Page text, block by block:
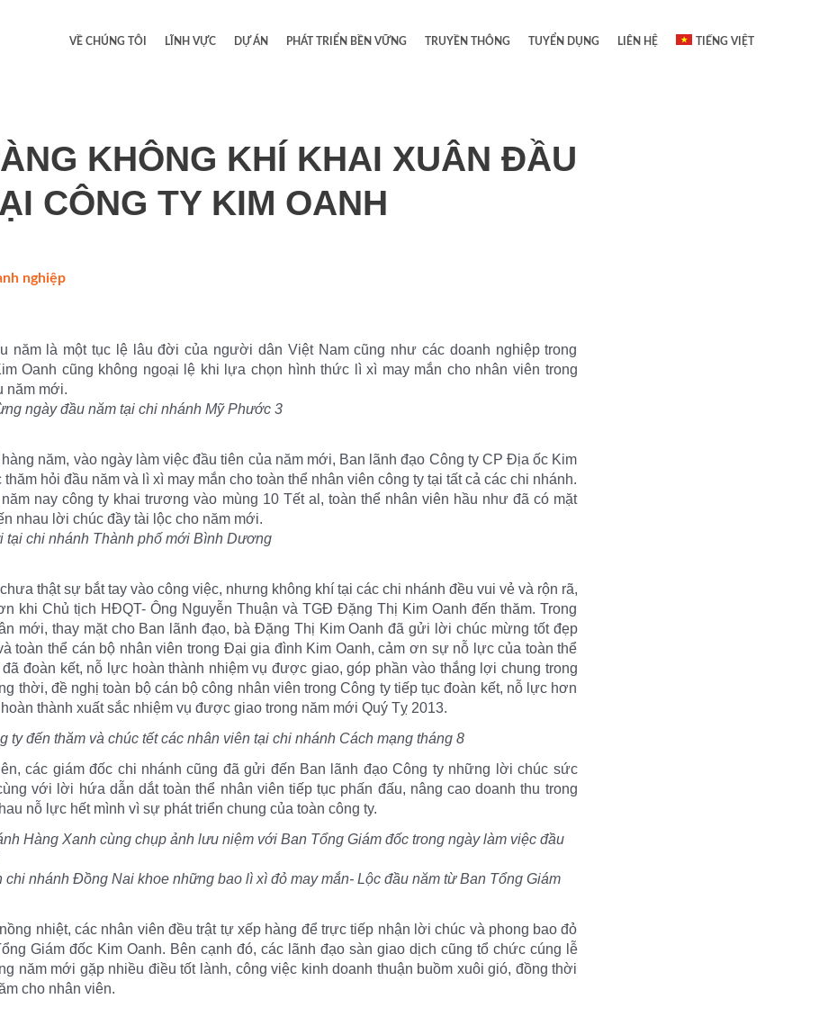
VỀ CHÚNG TÔI LĨNH VỰC DỰ ÁN PHÁT TRIỂN BỀN VỮNG TRUYỀN THÔNG TUYỂN DỤNG LIÊN HỆ TIẾNG VIỆT
KHÔNG KHÍ KHAI XUÂN ĐẦU
CÔNG TY KIM OANH
nghiệp/
năm là một tục lệ lâu đời của người dân Việt Nam cũng như các doanh nghiệp trong
Oanh cũng không ngoại lệ khi lựa chọn hình thức lì xì may mắn cho nhân viên trong
năm mới.
ngày đầu năm tại chi nhánh Mỹ Phước 3
năm, vào ngày làm việc đầu tiên của năm mới, Ban lãnh đạo Công ty CP Địa ốc Kim
hỏi đầu năm và lì xì may mắn cho toàn thể nhân viên công ty tại tất cả các chi nhánh.
nay công ty khai trương vào mùng 10 Tết al, toàn thể nhân viên hầu như đã có mặt
nhau lời chúc đầy tài lộc cho năm mới.
tại chi nhánh Thành phố mới Bình Dương
thật sự bắt tay vào công việc, nhưng không khí tại các chi nhánh đều vui vẻ và rộn rã,
khi Chủ tịch HĐQT- Ông Nguyễn Thuận và TGĐ Đặng Thị Kim Oanh đến thăm. Trong
mới, thay mặt cho Ban lãnh đạo, bà Đặng Thị Kim Oanh đã gửi lời chúc mừng tốt đẹp
toàn thể cán bộ nhân viên trong Đại gia đình Kim Oanh, cảm ơn sự nỗ lực của toàn thể
đoàn kết, nỗ lực hoàn thành nhiệm vụ được giao, góp phần vào thắng lợi chung trong
thời, đề nghị toàn bộ cán bộ công nhân viên trong Công ty tiếp tục đoàn kết, nỗ lực hơn
thành xuất sắc nhiệm vụ được giao trong năm mới Quý Tỵ 2013.
ty đến thăm và chúc tết các nhân viên tại chi nhánh Cách mạng tháng 8
các giám đốc chi nhánh cũng đã gửi đến Ban lãnh đạo Công ty những lời chúc sức
với lời hứa dẫn dắt toàn thể nhân viên tiếp tục phấn đấu, nâng cao doanh thu trong
nỗ lực hết mình vì sự phát triển chung của toàn công ty.
Hàng Xanh cùng chụp ảnh lưu niệm với Ban Tổng Giám đốc trong ngày làm việc đầu
chi nhánh Đồng Nai khoe những bao lì xì đỏ may mắn- Lộc đầu năm từ Ban Tổng Giám
nhiệt, các nhân viên đều trật tự xếp hàng để trực tiếp nhận lời chúc và phong bao đỏ
Giám đốc Kim Oanh. Bên cạnh đó, các lãnh đạo sàn giao dịch cũng tổ chức cúng lễ
năm mới gặp nhiều điều tốt lành, công việc kinh doanh thuận buồm xuôi gió, đồng thời
cho nhân viên.